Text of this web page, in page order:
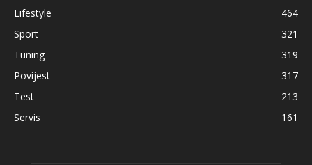
Lifestyle
464
Sport
321
Tuning
319
Povijest
317
Test
213
Servis
161